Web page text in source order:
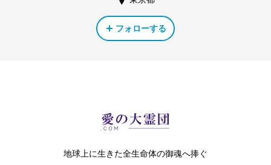
フォローする
地球上に生きた全生命体の御魂へ捧ぐ